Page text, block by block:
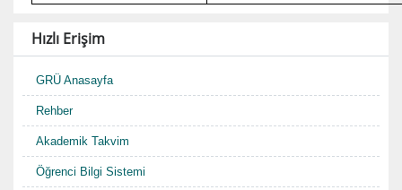
Hızlı Erişim
GRÜ Anasayfa
Rehber
Akademik Takvim
Öğrenci Bilgi Sistemi